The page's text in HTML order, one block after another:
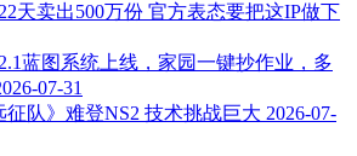
天卖出500万份 官方表态要把这IP做下
蓝图系统上线，家园一键抄作业，多
07-31
征队》难登NS2 技术挑战巨大 2026-07-